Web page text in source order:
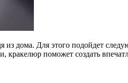
дома. Для этого подойдет
поможет создать